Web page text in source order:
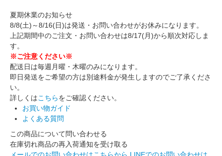
夏期休業のお知らせ
8/8(土)～8/16(日)は発送・お問い合わせがお休みになります。
上記期間中のご注文・お問い合わせは8/17(月)から順次対応しま
す。
※ご注意ください※
配送日は毎週月曜・木曜のみになります。
即日発送をご希望の方は別途料金が発生しますのでご了承くださ
い。
詳しくはこちらをご確認ください。
お買い物ガイド
よくある質問
この商品について問い合わせる
在庫切れ商品の再入荷通知を受け取る
メールでのお問い合わせはこちらから LINEでのお問い合わせは